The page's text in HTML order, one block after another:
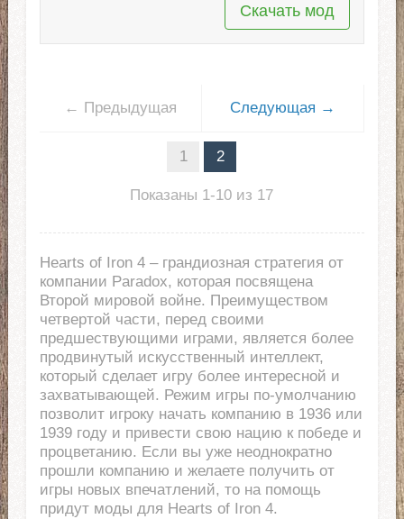
Скачать мод
← Предыдущая Следующая →
1 2
Показаны 1-10 из 17
Hearts of Iron 4 – грандиозная стратегия от
компании Paradox, которая посвящена
Второй мировой войне. Преимуществом
четвертой части, перед своими
предшествующими играми, является более
продвинутый искусственный интеллект,
который сделает игру более интересной и
захватывающей. Режим игры по-умолчанию
позволит игроку начать компанию в 1936 или
1939 году и привести свою нацию к победе и
процветанию. Если вы уже неоднократно
прошли компанию и желаете получить от
игры новых впечатлений, то на помощь
придут моды для Hearts of Iron 4.